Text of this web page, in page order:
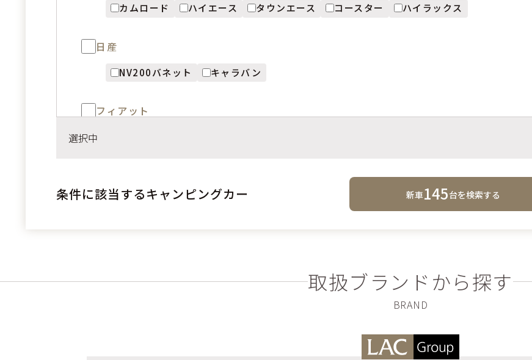
カムロード ハイエース タウンエース コースター ハイラックス
日産
NV200バネット キャラバン
フィアット
スプリンター
選択中
条件に該当するキャンピングカー 新車145台を検索する
取扱ブランドから探す